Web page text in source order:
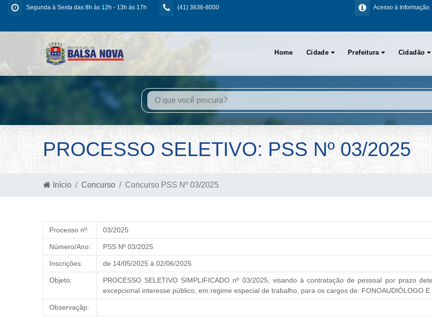
Segunda à Sexta das 8h às 12h - 13h às 17h (41) 3636-8000 Acesso à Informação
Home Cidade Prefeitura Cidadão
PROCESSO SELETIVO: PSS Nº 03/2025
Início Concurso Concurso PSS Nº 03/2025
Processo nº: 03/2025
Número/Ano: PSS Nº 03/2025
Inscrições: de 14/05/2025 à 02/06/2025
Objeto:
PROCESSO SELETIVO SIMPLIFICADO nº 03/2025, visando à contratação de pessoal por prazo
excepcional interesse público, em regime especial de trabalho, para os cargos de: FONOAUDIÓLOGO E
Observaçãp: